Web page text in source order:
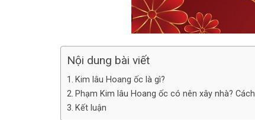
Nội dung bài viết
Kim lâu Hoang ốc là gì?
Phạm Kim lâu Hoang ốc có nên xây nhà?
Kết luận